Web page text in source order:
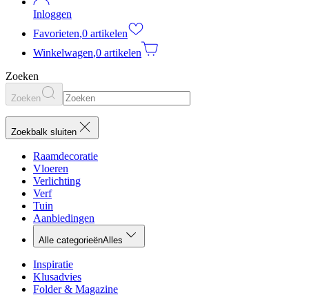
Inloggen
Favorieten,0 artikelen
Winkelwagen,0 artikelen
Zoeken
Zoeken
Zoekbalk sluiten
Raamdecoratie
Vloeren
Verlichting
Verf
Tuin
Aanbiedingen
Alle categorieënAlles
Inspiratie
Klusadvies
Folder & Magazine